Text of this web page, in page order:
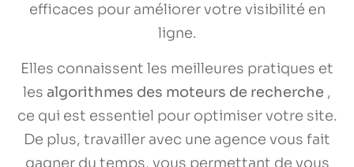
efficaces pour améliorer votre visibilité en
ligne.
Elles connaissent les meilleures pratiques et
les algorithmes des moteurs de recherche ,
ce qui est essentiel pour optimiser votre site.
De plus, travailler avec une agence vous fait
gagner du temps, vous permettant de vous